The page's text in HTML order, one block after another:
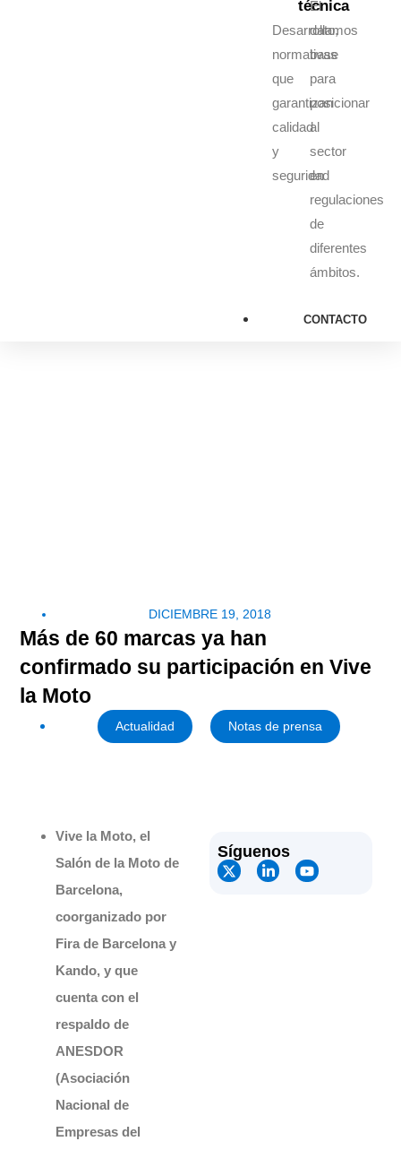
técnica
Desarrollamos
normativas
que
garantizan
calidad
y
seguridad
El
dato,
base
para
posicionar
al
sector
en
regulaciones
de
diferentes
ámbitos.
CONTACTO
DICIEMBRE 19, 2018
Más de 60 marcas ya han
confirmado su participación en Vive
la Moto
Actualidad Notas de prensa
Vive la Moto, el
Salón de la Moto de
Barcelona,
coorganizado por
Fira de Barcelona y
Kando, y que
cuenta con el
respaldo de
ANESDOR
(Asociación
Nacional de
Empresas del
Síguenos